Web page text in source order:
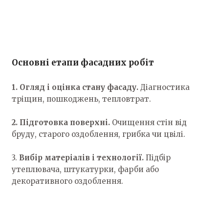
Основні етапи фасадних робіт
1. Огляд і оцінка стану фасаду. Діагностика
тріщин, пошкоджень, тепловтрат.
2. Підготовка поверхні. Очищення стін від
бруду, старого оздоблення, грибка чи цвілі.
3. Вибір матеріалів і технології. Підбір
утеплювача, штукатурки, фарби або
декоративного оздоблення.